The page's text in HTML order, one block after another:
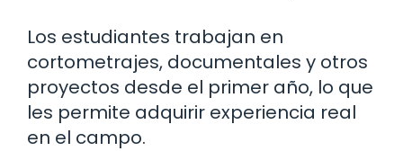
Los estudiantes trabajan en
cortometrajes, documentales y otros
proyectos desde el primer año, lo que
les permite adquirir experiencia real
en el campo.